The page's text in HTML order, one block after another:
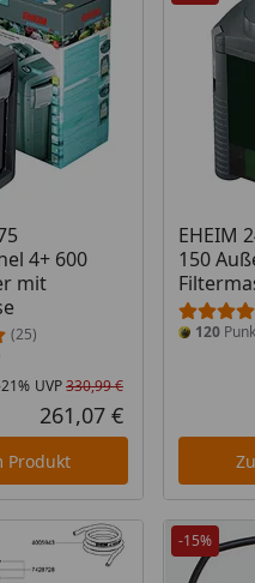
4+ 600
mit
(25)
Rabatt in
Ursprünglicher
UVP330,99 €
Aktueller Preis
261,07 €
Produkt
EHEIM
150
120
-15%